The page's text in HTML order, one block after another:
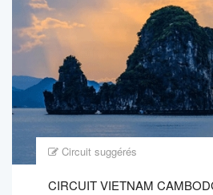
Circuit suggérés
CIRCUIT VIETNAM